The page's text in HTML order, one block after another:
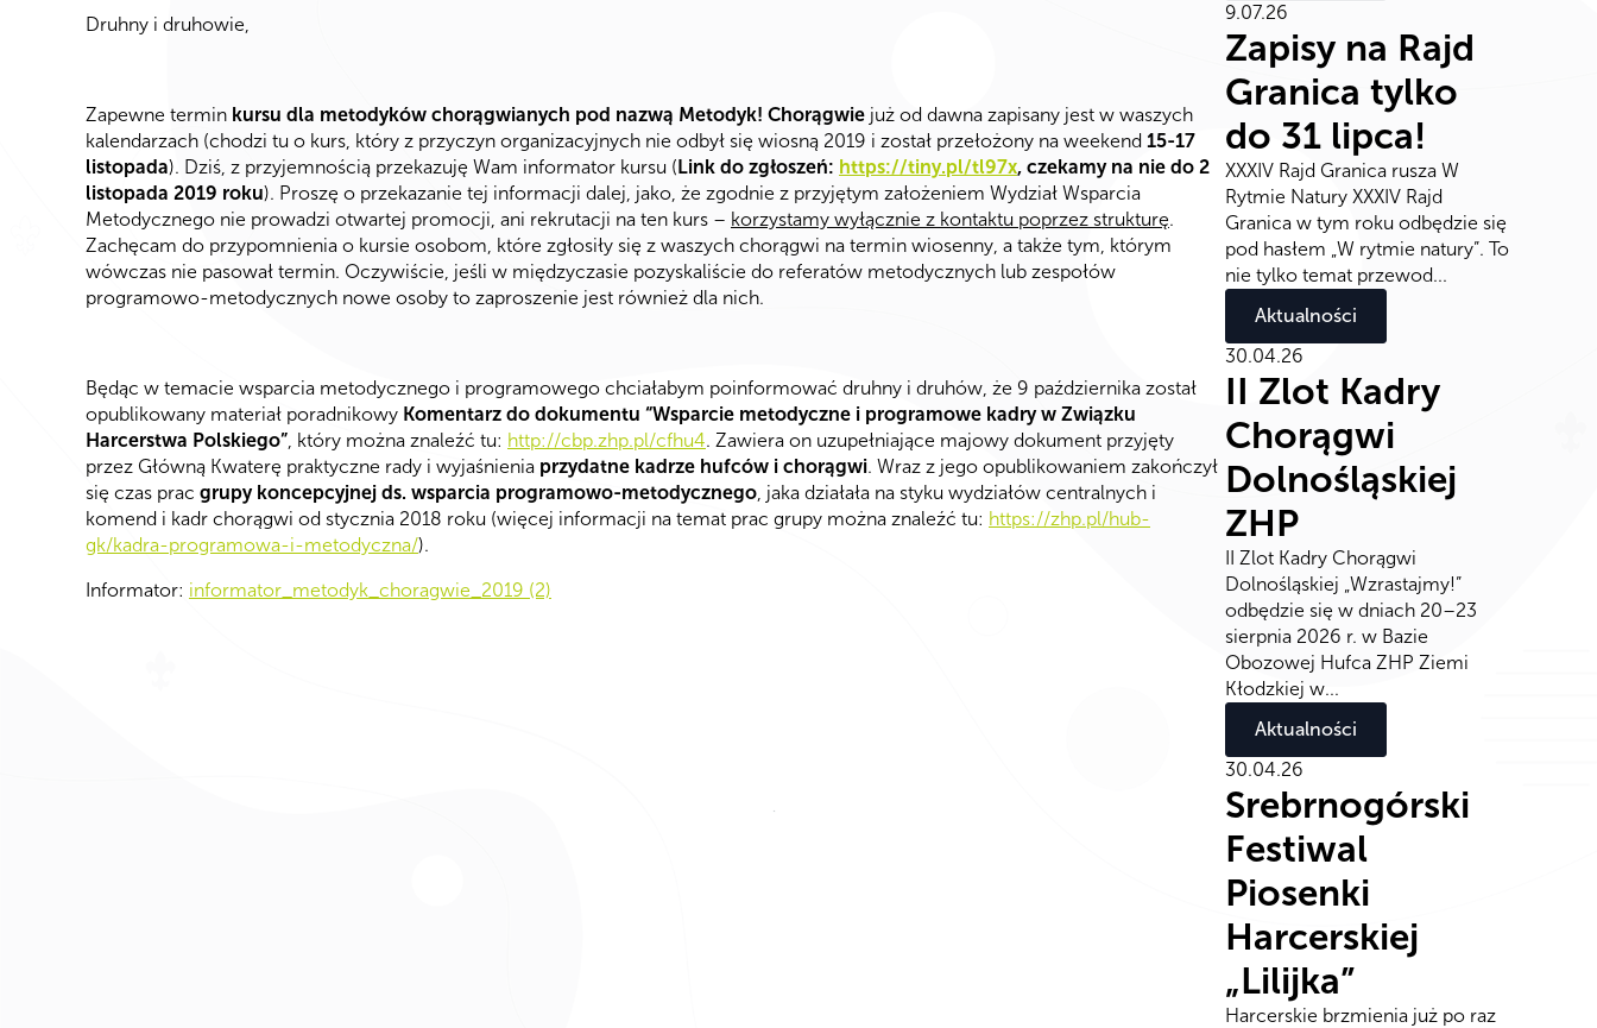
Druhny i druhowie,
Zapewne termin kursu dla metodyków chorągwianych pod nazwą Metodyk! Chorągwie już od dawna zapisany jest w waszych
kalendarzach (chodzi tu o kurs, który z przyczyn organizacyjnych nie odbył się wiosną 2019 i został przełożony na weekend 15-17
listopada). Dziś, z przyjemnością przekazuję Wam informator kursu (Link do zgłoszeń: https://tiny.pl/tl97x, czekamy na nie do 2
listopada 2019 roku). Proszę o przekazanie tej informacji dalej, jako, że zgodnie z przyjętym założeniem Wydział Wsparcia
Metodycznego nie prowadzi otwartej promocji, ani rekrutacji na ten kurs – korzystamy wyłącznie z kontaktu poprzez strukturę.
Zachęcam do przypomnienia o kursie osobom, które zgłosiły się z waszych chorągwi na termin wiosenny, a także tym, którym
wówczas nie pasował termin. Oczywiście, jeśli w międzyczasie pozyskaliście do referatów metodycznych lub zespołów
programowo-metodycznych nowe osoby to zaproszenie jest również dla nich.
Będąc w temacie wsparcia metodycznego i programowego chciałabym poinformować druhny i druhów, że 9 października został
opublikowany materiał poradnikowy Komentarz do dokumentu “Wsparcie metodyczne i programowe kadry w Związku
Harcerstwa Polskiego”, który można znaleźć tu: http://cbp.zhp.pl/cfhu4. Zawiera on uzupełniające majowy dokument przyjęty
przez Główną Kwaterę praktyczne rady i wyjaśnienia przydatne kadrze hufców i chorągwi. Wraz z jego opublikowaniem zakończył
się czas prac grupy koncepcyjnej ds. wsparcia programowo-metodycznego, jaka działała na styku wydziałów centralnych i
komend i kadr chorągwi od stycznia 2018 roku (więcej informacji na temat prac grupy można znaleźć tu: https://zhp.pl/hub-
gk/kadra-programowa-i-metodyczna/).
Informator: informator_metodyk_choragwie_2019 (2)
9.07.26
Zapisy na Rajd
Granica tylko
do 31 lipca!
XXXIV Rajd Granica rusza W
Rytmie Natury XXXIV Rajd
Granica w tym roku odbędzie się
pod hasłem „W rytmie natury”. To
nie tylko temat przewod...
Aktualności
30.04.26
II Zlot Kadry
Chorągwi
Dolnośląskiej
ZHP
II Zlot Kadry Chorągwi
Dolnośląskiej „Wzrastajmy!”
odbędzie się w dniach 20–23
sierpnia 2026 r. w Bazie
Obozowej Hufca ZHP Ziemi
Kłodzkiej w...
Aktualności
30.04.26
Srebrnogórski
Festiwal
Piosenki
Harcerskiej
„Lilijka”
Harcerskie brzmienia już po raz